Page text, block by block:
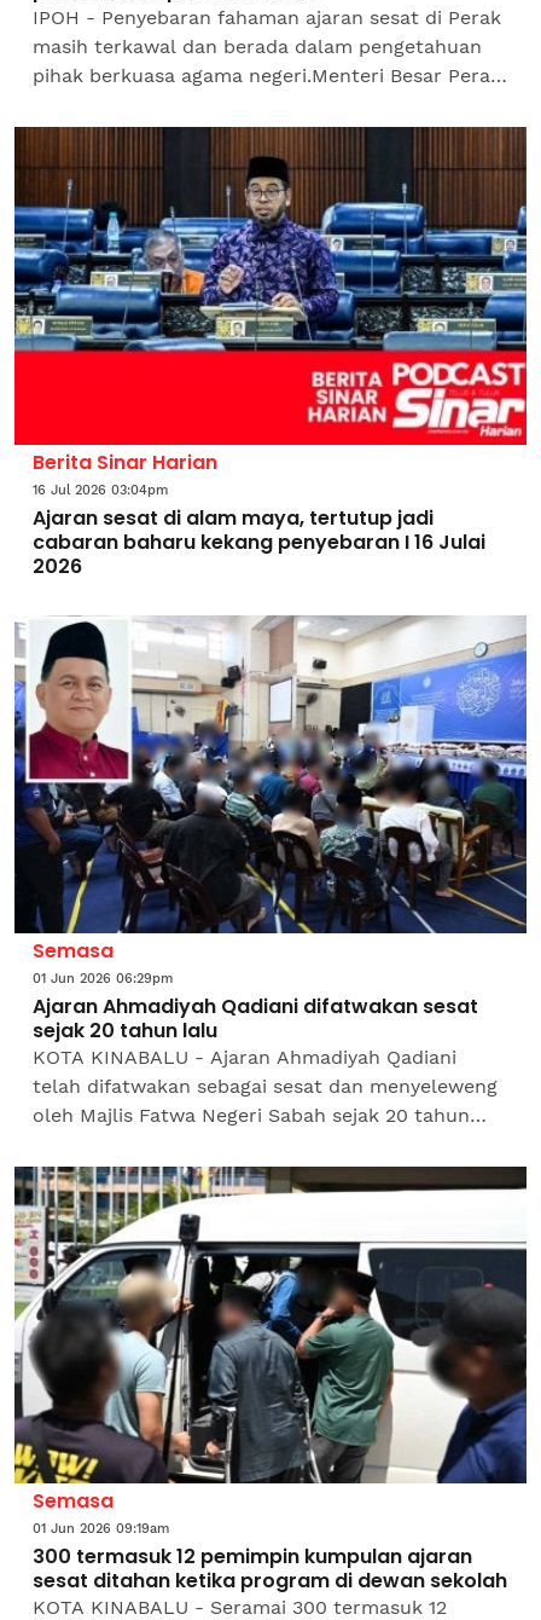
IPOH - Penyebaran fahaman ajaran sesat di Perak
masih terkawal dan berada dalam pengetahuan
pihak berkuasa agama negeri.Menteri Besar Perak,
aduan atau...
Berita Sinar Harian
16 Jul 2026 03:04pm
Ajaran sesat di alam maya, tertutup jadi
cabaran baharu kekang penyebaran I 16 Julai
2026
Semasa
01 Jun 2026 06:29pm
Ajaran Ahmadiyah Qadiani difatwakan sesat
sejak 20 tahun lalu
KOTA KINABALU - Ajaran Ahmadiyah Qadiani
telah difatwakan sebagai sesat dan menyeleweng
oleh Majlis Fatwa Negeri Sabah sejak 20 tahun
berikutnya. Perkara itu...
Semasa
01 Jun 2026 09:19am
300 termasuk 12 pemimpin kumpulan ajaran
sesat ditahan ketika program di dewan sekolah
KOTA KINABALU - Seramai 300 termasuk 12